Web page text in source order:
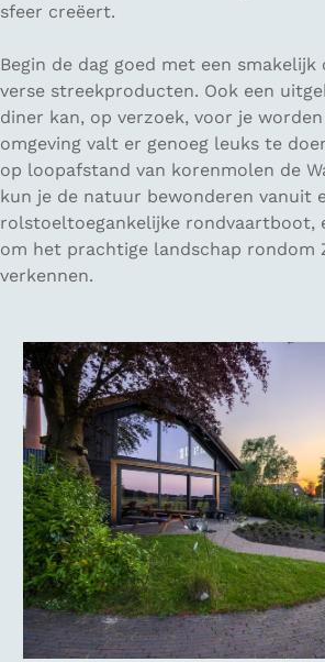
sfeer creëert.
Begin de dag goed met een
verse streekproducten. Ook een
diner kan, op verzoek, voor je
omgeving valt er genoeg leuks te
op loopafstand van korenmolen de
kun je de natuur bewonderen vanuit
rolstoeltoegankelijke rondvaartboot,
om het prachtige landschap rondom
verkennen.